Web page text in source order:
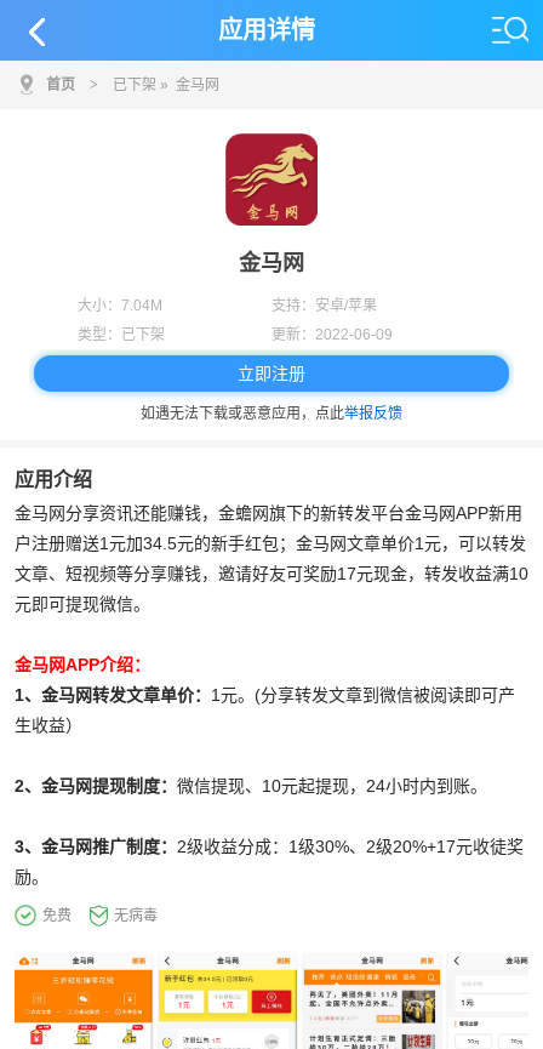
应用详情
首页 > 已下架 » 金马网
金马网
大小： 7.04M 支持： 安卓/苹果
类型：
已下架 更新： 2022-06-09
立即注册
如遇无法下载或恶意应用，点此举报反馈
应用介绍
金马网分享资讯还能赚钱，金蟾网旗下的新转发平台金马网APP新用
户注册赠送1元加34.5元的新手红包；金马网文章单价1元，可以转发
文章、短视频等分享赚钱，邀请好友可奖励17元现金，转发收益满10
元即可提现微信。
金马网APP介绍：
1、金马网转发文章单价： 1元。(分享转发文章到微信被阅读即可产
生收益）
2、金马网提现制度： 微信提现、10元起提现，24小时内到账。
3、金马网推广制度： 2级收益分成：1级30%、2级20%+17元收徒奖
励。
免费 无病毒